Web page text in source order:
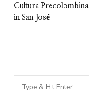
Cultura Precolombina
in San José
Looking
for